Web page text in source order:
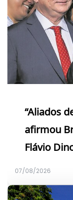
“Aliados
afirmou
Flávio
07/08/2026